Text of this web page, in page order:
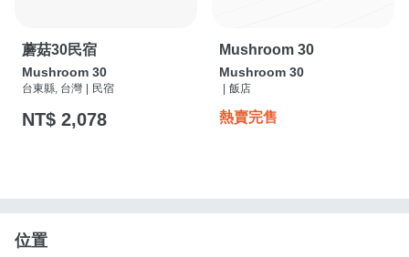
蘑菇30民宿
Mushroom 30
台東縣, 台灣 民宿
NT$ 2,078
Mushroom 30
Mushroom 30
飯店
熱賣完售
位置